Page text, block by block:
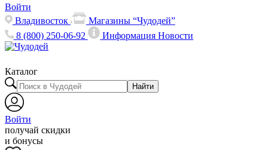
Войти
Владивосток
Магазины “Чудодей”
8 (800) 250-06-92
ИнформацияНовости
Каталог
Найти
Войти
получай скидки
и бонусы